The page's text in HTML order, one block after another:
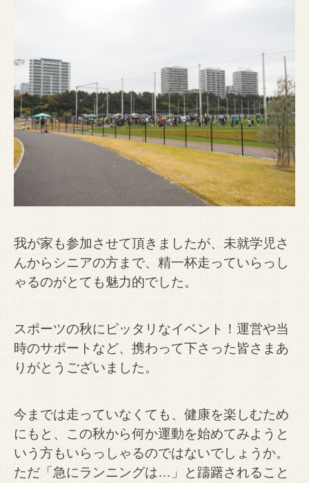
我が家も参加させて頂きましたが、未就学児さ
んからシニアの方まで、精一杯走っていらっし
ゃるのがとても魅力的でした。
スポーツの秋にピッタリなイベント！運営や当
時のサポートなど、携わって下さった皆さまあ
りがとうございました。
今までは走っていなくても、健康を楽しむため
にもと、この秋から何か運動を始めてみようと
いう方もいらっしゃるのではないでしょうか。
ただ「急にランニングは…」と躊躇されること